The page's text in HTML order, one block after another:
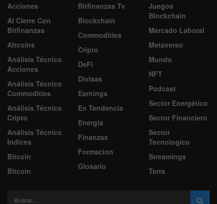
Acciones
Al Cierre Con
Bitfinanzas
Altcoins
Análisis Técnico
Acciones
Análisis Técnico
Commodities
Análisis Técnico
Cripto
Análisis Técnico
Indices
Bitcoin
Bitcoin
Bitfinanzas Tv
Blockchain
Commodities
Cripto
DeFi
Divisas
Earnings
En Tendencia
Energía
Finanzas
Formacion
Glosario
Juegos
Blockchain
Mercado Laboral
Metaverso
Mundo
NFT
Podcast
Sector Energético
Sector Financiero
Sector
Tecnologico
Streamings
Terra